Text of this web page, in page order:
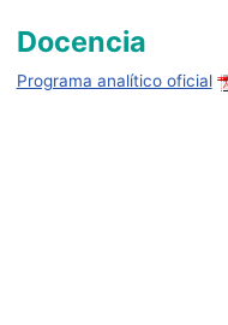
Docencia
Programa analítico oficial